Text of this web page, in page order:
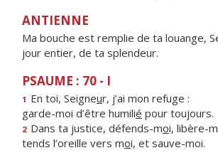
ANTIENNE
Ma bouche est remplie de ta louange,
jour entier, de ta splendeur.
PSAUME : 70 - I
1 En toi, Seigneur, j’ai mon refuge :
garde-moi d’être humilié pour toujours.
2 Dans ta justice, défends-moi, libère-
tends l’oreille vers moi, et sauve-moi.